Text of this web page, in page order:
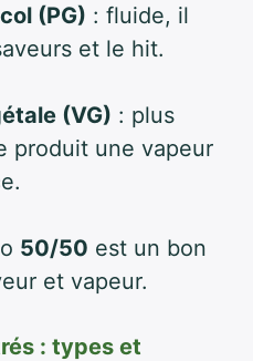
(PG) : fluide, il
et le hit.
(VG) : plus
produit une vapeur
50/50 est un bon
et vapeur.
: types et